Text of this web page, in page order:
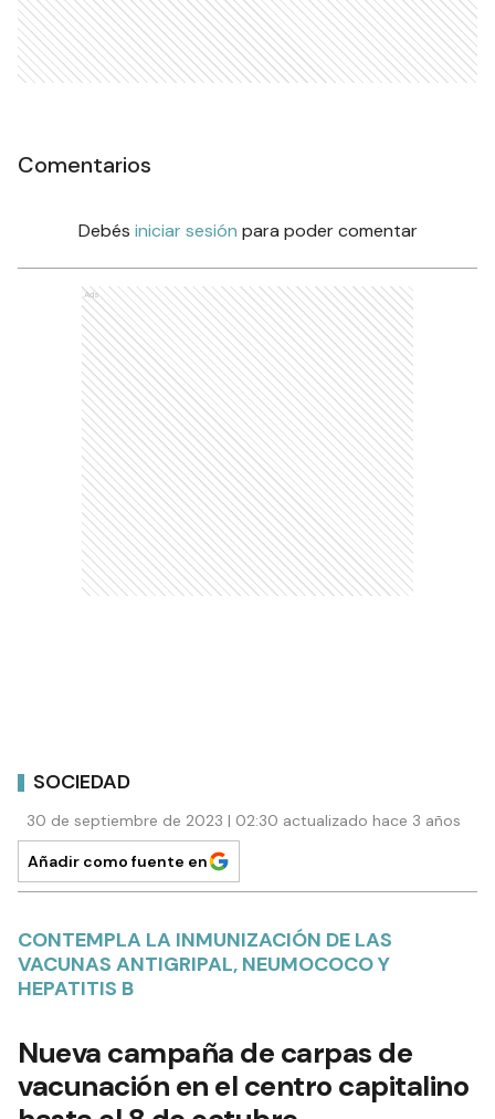
Comentarios
Debés iniciar sesión para poder comentar
Ads
SOCIEDAD
30 de septiembre de 2023 | 02:30 actualizado hace 3 años
Añadir como fuente en
CONTEMPLA LA INMUNIZACIÓN DE LAS
VACUNAS ANTIGRIPAL, NEUMOCOCO Y
HEPATITIS B
Nueva campaña de carpas de
vacunación en el centro capitalino